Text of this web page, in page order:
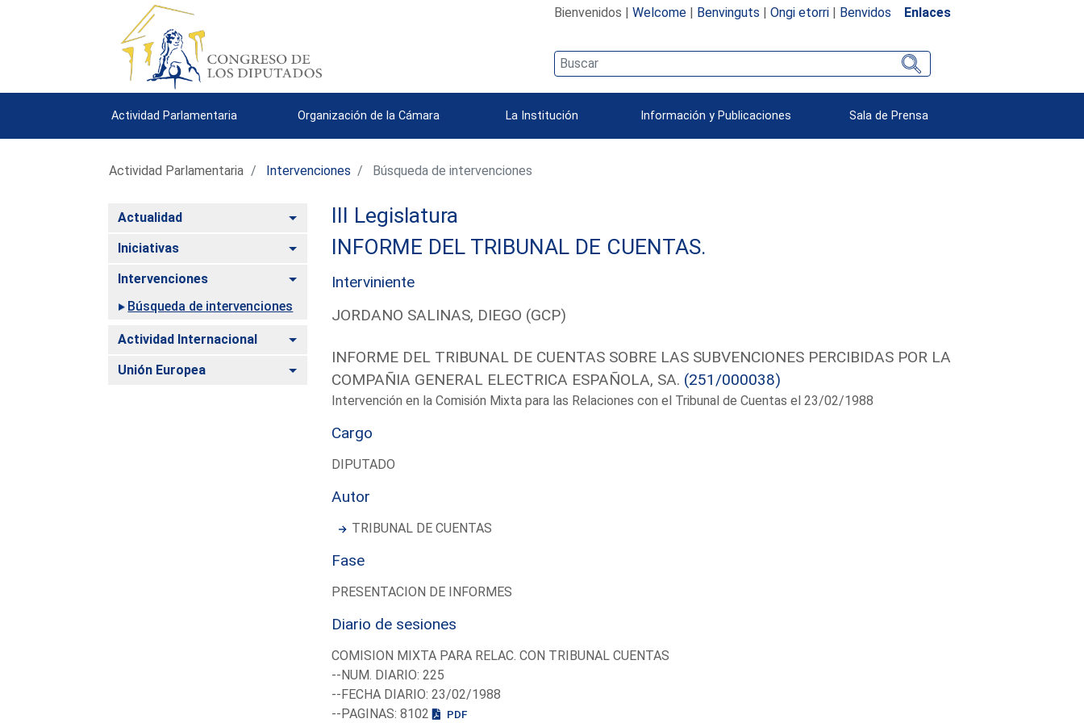
Bienvenidos | Welcome| Benvinguts | Ongi etorri| Benvidos Enlaces
Actividad Parlamentaria Organización de la Cámara La Institución Información y Publicaciones Sala de Prensa
Actividad Parlamentaria Intervenciones Búsqueda de intervenciones
Actualidad Alternar
Iniciativas Alternar
Intervenciones
Alternar
Búsqueda de intervenciones
Actividad Internacional Alternar
Unión Europea Alternar
III Legislatura
INFORME DEL TRIBUNAL DE CUENTAS.
Interviniente
JORDANO SALINAS, DIEGO (GCP)
INFORME DEL TRIBUNAL DE CUENTAS SOBRE LAS SUBVENCIONES PERCIBIDAS POR LA
COMPAÑIA GENERAL ELECTRICA ESPAÑOLA, SA. (251/000038)
Intervención en la Comisión Mixta para las Relaciones con el Tribunal de Cuentas el 23/02/1988
Cargo
DIPUTADO
Autor
TRIBUNAL DE CUENTAS
Fase
PRESENTACION DE INFORMES
Diario de sesiones
COMISION MIXTA PARA RELAC. CON TRIBUNAL CUENTAS
--NUM. DIARIO: 225
--FECHA DIARIO: 23/02/1988
--PAGINAS: 8102
PDF